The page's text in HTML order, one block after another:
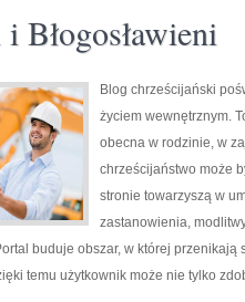
Błogosławieni
Blog chrześcijański
życiem wewnętrznym.
obecna w rodzinie, w
chrześcijaństwo może
stronie towarzyszą w
zastanowienia,
buduje obszar, w której
temu użytkownik może nie tylko